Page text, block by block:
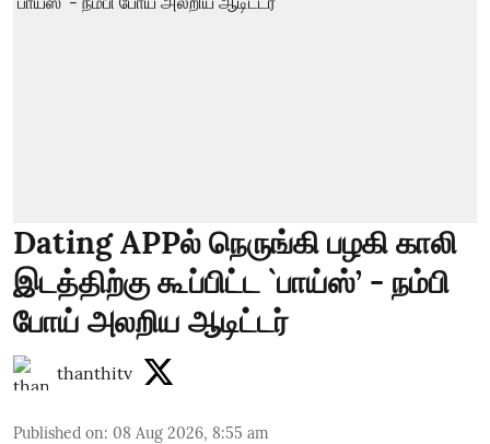
Dating APPல் நெருங்கி பழகி காலி
இடத்திற்கு கூப்பிட்ட `பாய்ஸ்’ - நம்பி
போய் அலறிய ஆடிட்டர்
thanthitv
Published on: 08 Aug 2026, 8:55 am